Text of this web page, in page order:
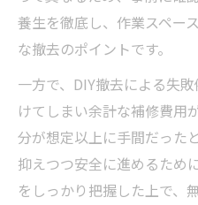
養生を徹底し、作業スペー
な撤去のポイントです。
一方で、DIY撤去による失
けてしまい余計な補修費用
分が想定以上に手間だった
抑えつつ安全に進めるため
をしっかり把握した上で、